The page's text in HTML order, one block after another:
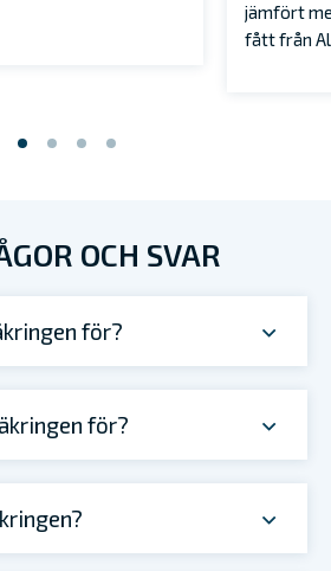
jämfört
fått från
OCH SVAR
för?
för?